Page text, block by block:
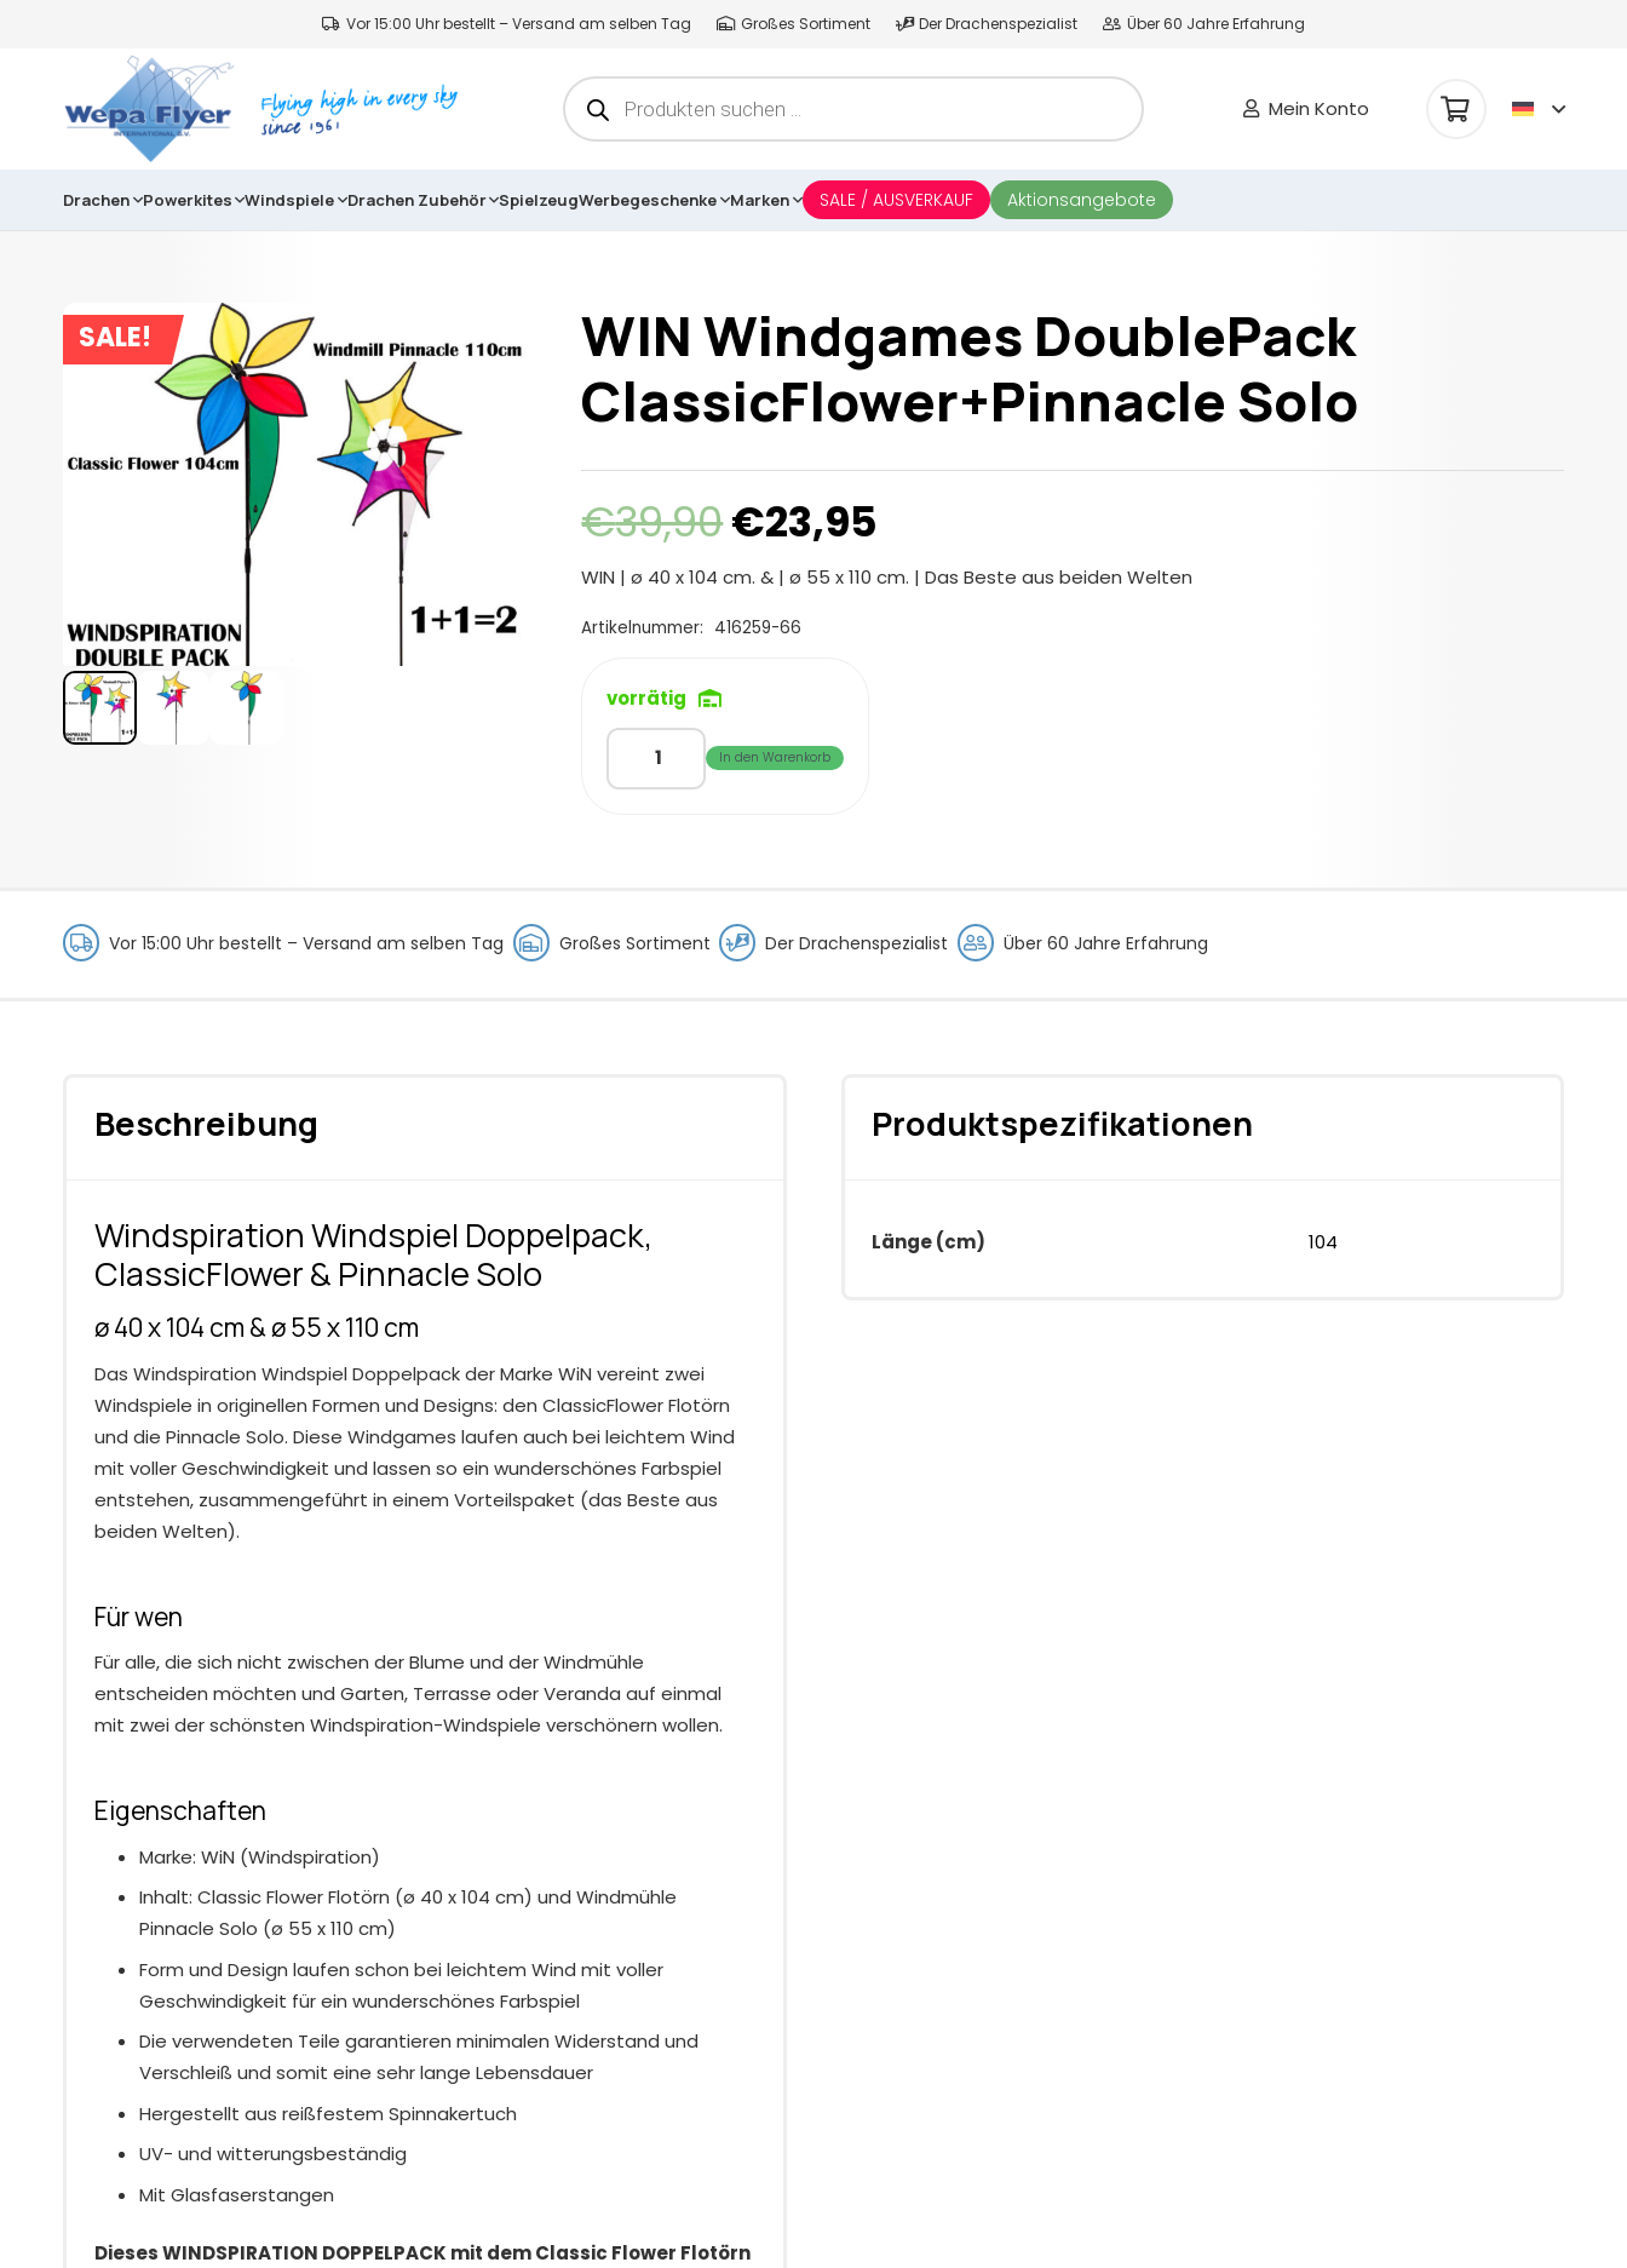
Vor 15:00 Uhr bestellt – Versand am selben Tag Großes Sortiment Der Drachenspezialist Über 60 Jahre Erfahrung
Products
search Mein Konto
Drachen Powerkites Windspiele Drachen Zubehör SpielzeugWerbegeschenke Marken SALE / AUSVERKAUF Aktionsangebote
SALE!
WIN Windgames DoublePack
ClassicFlower+Pinnacle Solo
€39,90Ursprünglicher
Preis
war:
€39,90
€23,95
ist:
WIN | ø 40 x 104 cm. & | ø 55 x 110 cm. | Das Beste aus beiden Welten
Artikelnummer: 416259-66
vorrätig
WIN
Windgames
In den Warenkorb
Vor 15:00 Uhr bestellt – Versand am selben Tag Großes Sortiment Der Drachenspezialist Über 60 Jahre Erfahrung
Beschreibung
Windspiration Windspiel Doppelpack,
ClassicFlower & Pinnacle Solo
ø 40 x 104 cm & ø 55 x 110 cm
Das Windspiration Windspiel Doppelpack der Marke WiN vereint zwei
Windspiele in originellen Formen und Designs: den ClassicFlower Flotörn
und die Pinnacle Solo. Diese Windgames laufen auch bei leichtem Wind
mit voller Geschwindigkeit und lassen so ein wunderschönes Farbspiel
entstehen, zusammengeführt in einem Vorteilspaket (das Beste aus
beiden Welten).
Für wen
Für alle, die sich nicht zwischen der Blume und der Windmühle
entscheiden möchten und Garten, Terrasse oder Veranda auf einmal
mit zwei der schönsten Windspiration-Windspiele verschönern wollen.
Eigenschaften
Marke: WiN (Windspiration)
Inhalt: Classic Flower Flotörn (ø 40 x 104 cm) und Windmühle
Pinnacle Solo (ø 55 x 110 cm)
Form und Design laufen schon bei leichtem Wind mit voller
Geschwindigkeit für ein wunderschönes Farbspiel
Die verwendeten Teile garantieren minimalen Widerstand und
Verschleiß und somit eine sehr lange Lebensdauer
Hergestellt aus reißfestem Spinnakertuch
UV- und witterungsbeständig
Mit Glasfaserstangen
Dieses WINDSPIRATION DOPPELPACK mit dem Classic Flower Flotörn
Produktspezifikationen
Länge (cm) 104